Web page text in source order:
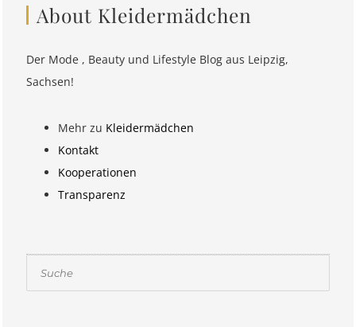
About Kleidermädchen
Der Mode , Beauty und Lifestyle Blog aus Leipzig,
Sachsen!
Mehr zu Kleidermädchen
Kontakt
Kooperationen
Transparenz